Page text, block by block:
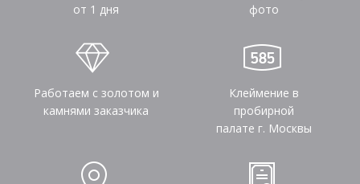
от 1 дня
фото
Работаем с золотом и
камнями заказчика
Клеймение в
пробирной
палате г. Москвы